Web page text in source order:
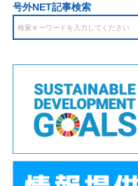
号外NET記事検索